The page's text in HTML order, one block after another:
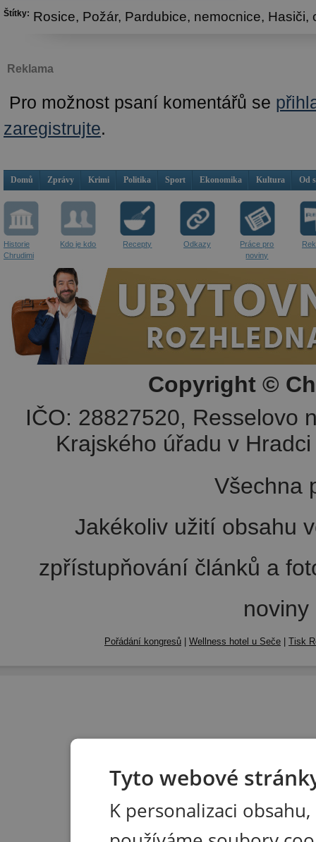
Štítky: Rosice, Požár, Pardubice, nemocnice, Hasiči,
Reklama
Pro možnost psaní komentářů se
zaregistrujte.
Domů Zprávy Krimi Politika Sport Ekonomika Kultura Od
Historie
Chrudimi
Kdo je kdo Recepty Odkazy
Práce pro
noviny
Copyright ©
IČO: 28827520, Resselovo
Krajského úřadu v
Všechna
Jakékoliv užití obsahu
zpřístupňování článků a
Pořádání kongresů Wellness hotel u Seče Tisk
Tyto webové
K personalizaci